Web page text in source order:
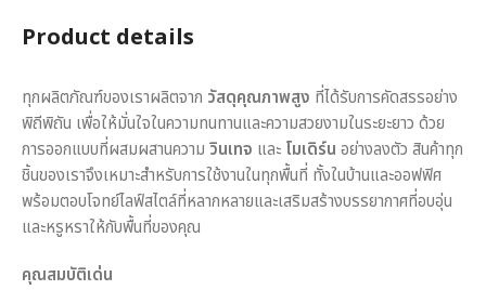
Product details
ทุกผลิตภัณฑ์ของเราผลิตจาก วัสดุคุณภาพสูง ที่ได้รับการคัดสรรอย่าง
พิถีพิถัน เพื่อให้มั่นใจในความทนทานและความสวยงามในระยะยาว ด้วย
การออกแบบที่ผสมผสานความ วินเทจ และ โมเดิร์น อย่างลงตัว สินค้าทุก
ชิ้นของเราจึงเหมาะสำหรับการใช้งานในทุกพื้นที่ ทั้งในบ้านและออฟฟิศ
พร้อมตอบโจทย์ไลฟ์สไตล์ที่หลากหลายและเสริมสร้างบรรยากาศที่อบอุ่น
และหรูหราให้กับพื้นที่ของคุณ
คุณสมบัติเด่น